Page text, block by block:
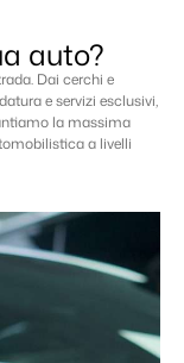
auto?
Dai cerchi e
e servizi esclusivi,
la massima
a livelli